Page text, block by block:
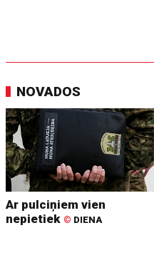
NOVADOS
Ar pulciņiem vien
nepietiek © DIENA